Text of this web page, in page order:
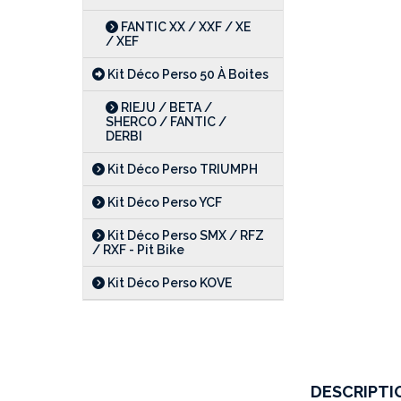
FANTIC XX / XXF / XE
/ XEF
Kit Déco Perso 50 À Boites
RIEJU / BETA /
SHERCO / FANTIC /
DERBI
Kit Déco Perso TRIUMPH
Kit Déco Perso YCF
Kit Déco Perso SMX / RFZ
/ RXF - Pit Bike
Kit Déco Perso KOVE